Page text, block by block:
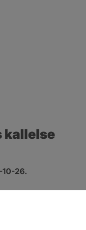
kallelse
10-26.
fönster.